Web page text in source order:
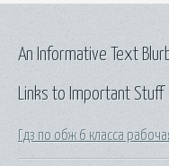
Links to Important Stuff
Гдз по обж 6 класса
An Informative Text